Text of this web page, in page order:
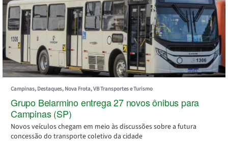
Campinas, Destaques, Nova Frota, VB Transportes e Turismo
Grupo Belarmino entrega 27 novos ônibus para
Campinas (SP)
Novos veículos chegam em meio às discussões sobre a futura
concessão do transporte coletivo da cidade